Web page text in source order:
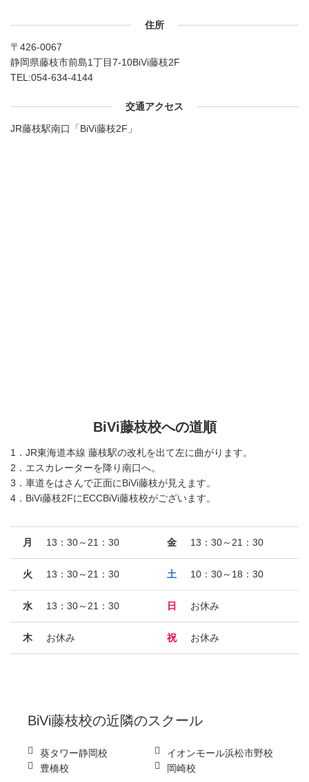
住所
〒426-0067
静岡県藤枝市前島1丁目7-10BiVi藤枝2F
TEL:054-634-4144
交通アクセス
JR藤枝駅南口「BiVi藤枝2F」
BiVi藤枝校への道順
1．JR東海道本線 藤枝駅の改札を出て左に曲がります。
2．エスカレーターを降り南口へ。
3．車道をはさんで正面にBiVi藤枝が見えます。
4．BiVi藤枝2FにECCBiVi藤枝校がございます。
月 13：30～21：30
火 13：30～21：30
水 13：30～21：30
木 お休み
金 13：30～21：30
土 10：30～18：30
日 お休み
祝 お休み
BiVi藤枝校の近隣のスクール
葵タワー静岡校
イオンモール浜松市野校
豊橋校
岡崎校